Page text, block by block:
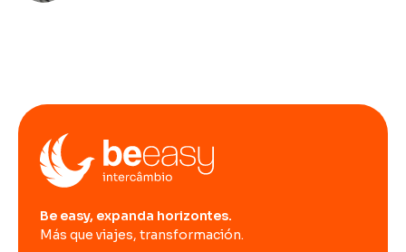
Be easy, expanda horizontes.
Más que viajes, transformación.